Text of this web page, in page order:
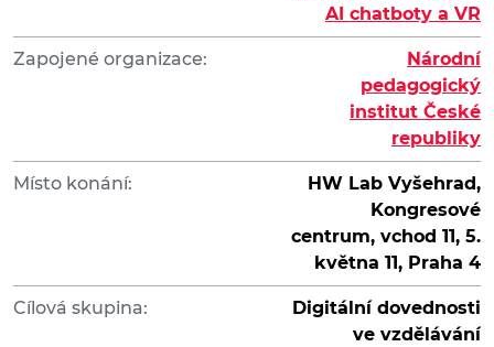
AI chatboty a VR
Zapojené organizace:
Národní
pedagogický
institut České
republiky
Místo konání:
HW Lab Vyšehrad,
Kongresové
centrum, vchod 11, 5.
května 11, Praha 4
Cílová skupina:
Digitální dovednosti
ve vzdělávání